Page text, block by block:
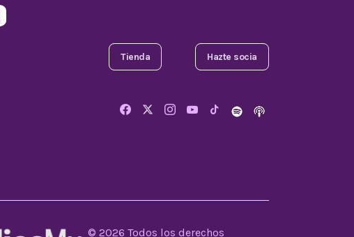
Comparta este artículo
Tienda Hazte socia
© 2026 Todos los derechos